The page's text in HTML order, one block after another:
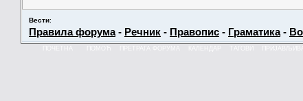
Вести:
Правила форума- Речник - Правопис - Граматика-
КАЛЕНДАР